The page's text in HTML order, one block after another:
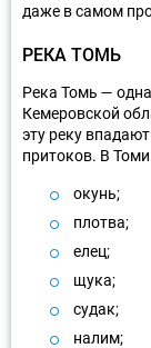
даже в самом
РЕКА ТОМЬ
Река Томь —
Кемеровской
эту реку
притоков. В
окунь;
плотва;
елец;
щука;
судак;
налим;